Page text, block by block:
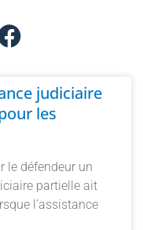
judiciaire
les
le défendeur un
partielle ait
l’assistance